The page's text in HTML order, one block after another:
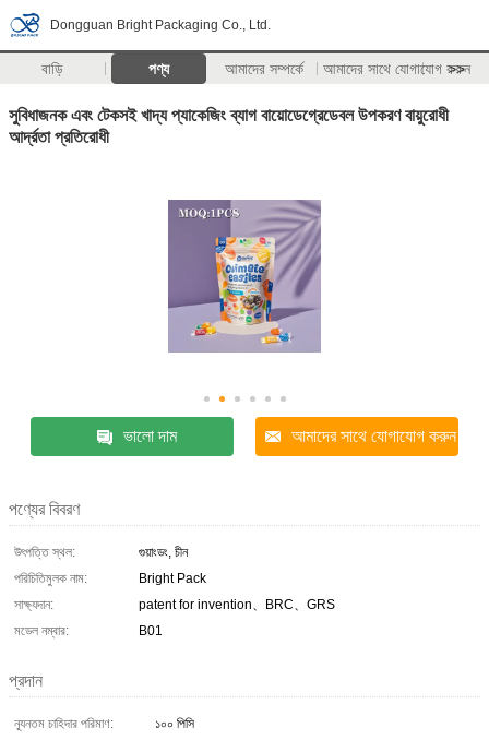
Dongguan Bright Packaging Co., Ltd.
বাড়ি পণ্য আমাদের সম্পর্কে আমাদের সাথে যোগাযোগ করুন
>>
সুবিধাজনক এবং টেকসই খাদ্য প্যাকেজিং ব্যাগ বায়োডেগ্রেডেবল উপকরণ বায়ুরোধী
আর্দ্রতা প্রতিরোধী
ভালো দাম আমাদের সাথে যোগাযোগ করুন
পণ্যের বিবরণ
উৎপত্তি স্থল:
গুয়াংডং, চীন
পরিচিতিমুলক নাম:
Bright Pack
সাক্ষ্যদান:
patent for invention、BRC、GRS
মডেল নম্বার:
B01
প্রদান
ন্যূনতম চাহিদার পরিমাণ:
১০০ পিসি